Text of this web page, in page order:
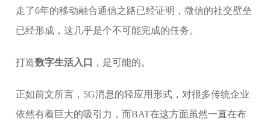
走了6年的移动融合通信之路已经证明，微信的社交壁垒
已经形成，这几乎是个不可能完成的任务。
打造数字生活入口 ，是可能的。
正如前文所言，5G消息的轻应用形式，对很多传统企业
依然有着巨大的吸引力，而BAT在这方面虽然一直在布